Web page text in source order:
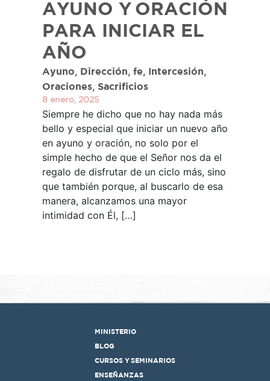
AYUNO Y ORACIÓN
PARA INICIAR EL
AÑO
Ayuno, Dirección, fe, Intercesión,
Oraciones, Sacrificios
8 enero, 2025
Siempre he dicho que no hay nada más
bello y especial que iniciar un nuevo año
en ayuno y oración, no solo por el
simple hecho de que el Señor nos da el
regalo de disfrutar de un ciclo más, sino
que también porque, al buscarlo de esa
manera, alcanzamos una mayor
intimidad con Él, […]
MINISTERIO
BLOG
CURSOS Y SEMINARIOS
ENSEÑANZAS